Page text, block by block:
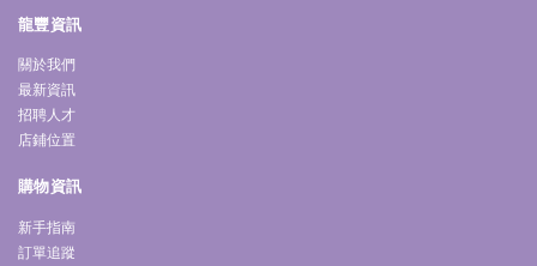
龍豐資訊
關於我們
最新資訊
招聘人才
店鋪位置
購物資訊
新手指南
訂單追蹤